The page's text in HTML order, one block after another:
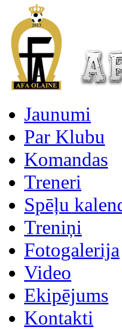
Jaunumi
Par Klubu
Komandas
Treneri
Spēļu
Treniņi
Fotogalerija
Video
Ekipējums
Kontakti